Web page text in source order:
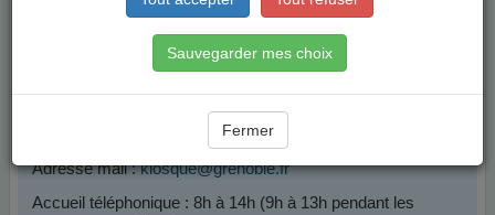
Plateforme Famille
04 76 76 38 38
Adresse mail :kiosque@grenoble.fr
Accueil téléphonique : 8h à 14h (9h à 13h pendant les
Sauvegarder mes choix
Fermer